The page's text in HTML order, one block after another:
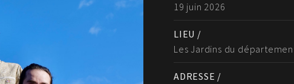
19 juin 2026
LIEU /
Les Jardins du
ADRESSE /